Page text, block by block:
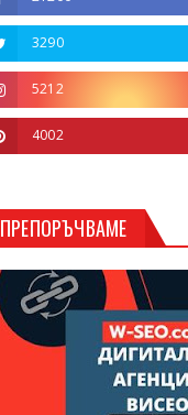
3290
5212
4002
ПРЕПОРЪЧВАМЕ